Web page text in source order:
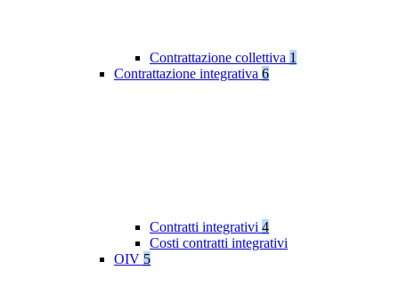
Contrattazione collettiva 1
Contrattazione integrativa 6
Contratti integrativi 4
Costi contratti integrativi
OIV 5